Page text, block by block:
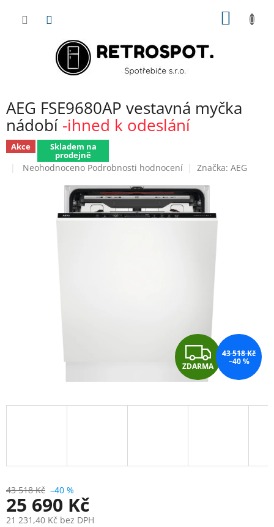
AEG FSE9680AP vestavná myčka
nádobí -ihned k odeslání
Akce Skladem na
prodejně
Průměrné
Neohodnoceno Podrobnosti hodnocení Značka: AEG
Z
D
A
ZDARMA
43 518 Kč
–40 %
43 518 Kč –40 %
25 690 Kč
21 231,40 Kč bez DPH